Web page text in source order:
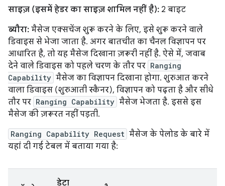
साइज़ (इसमें हेडर का साइज़ शामिल नहीं है): 2 बाइट
ब्यौरा: मैसेज एक्सचेंज शुरू करने के लिए, इसे शुरू करने वाले
डिवाइस से भेजा जाता है. अगर बातचीत का चैनल विज्ञापन पर
आधारित है, तो यह मैसेज दिखाना ज़रूरी नहीं है. ऐसे में, जवाब
देने वाले डिवाइस को पहले चरण के तौर पर Ranging
Capability मैसेज का विज्ञापन दिखाना होगा. शुरुआत करने
वाला डिवाइस (शुरुआती स्कैनर), विज्ञापन को पढ़ता है और सीधे
तौर पर Ranging Capability मैसेज भेजता है. इससे इस
मैसेज की ज़रूरत नहीं पड़ती.
Ranging Capability Request मैसेज के पेलोड के बारे में
यहां दी गई टेबल में बताया गया है:
डेटा